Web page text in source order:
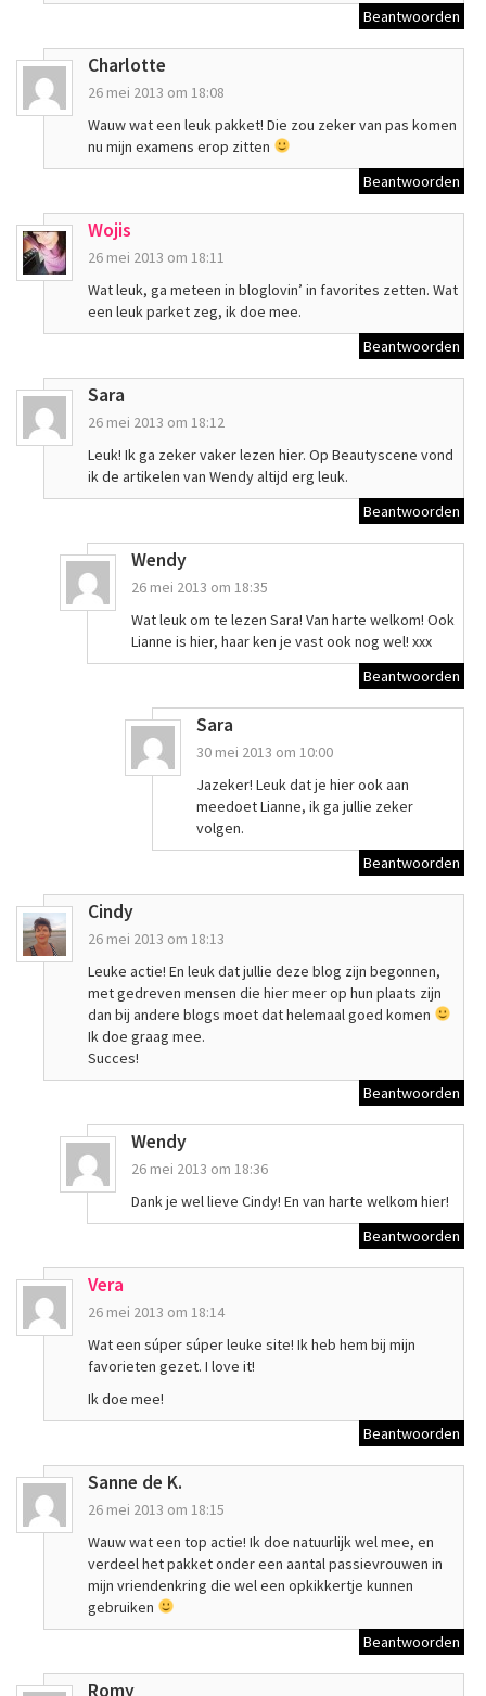
Beantwoorden
Charlotte
26 mei 2013 om 18:08
Wauw wat een leuk pakket! Die zou zeker van pas komen
nu mijn examens erop zitten
Beantwoorden
Wojis
26 mei 2013 om 18:11
Wat leuk, ga meteen in bloglovin’ in favorites zetten. Wat
een leuk parket zeg, ik doe mee.
Beantwoorden
Sara
26 mei 2013 om 18:12
Leuk! Ik ga zeker vaker lezen hier. Op Beautyscene vond
ik de artikelen van Wendy altijd erg leuk.
Beantwoorden
Wendy
26 mei 2013 om 18:35
Wat leuk om te lezen Sara! Van harte welkom! Ook
Lianne is hier, haar ken je vast ook nog wel! xxx
Beantwoorden
Sara
30 mei 2013 om 10:00
Jazeker! Leuk dat je hier ook aan
meedoet Lianne, ik ga jullie zeker
volgen.
Beantwoorden
Cindy
26 mei 2013 om 18:13
Leuke actie! En leuk dat jullie deze blog zijn begonnen,
met gedreven mensen die hier meer op hun plaats zijn
dan bij andere blogs moet dat helemaal goed komen
Ik doe graag mee.
Succes!
Beantwoorden
Wendy
26 mei 2013 om 18:36
Dank je wel lieve Cindy! En van harte welkom hier!
Beantwoorden
Vera
26 mei 2013 om 18:14
Wat een súper súper leuke site! Ik heb hem bij mijn
favorieten gezet. I love it!
Ik doe mee!
Beantwoorden
Sanne de K.
26 mei 2013 om 18:15
Wauw wat een top actie! Ik doe natuurlijk wel mee, en
verdeel het pakket onder een aantal passievrouwen in
mijn vriendenkring die wel een opkikkertje kunnen
gebruiken
Beantwoorden
Romy